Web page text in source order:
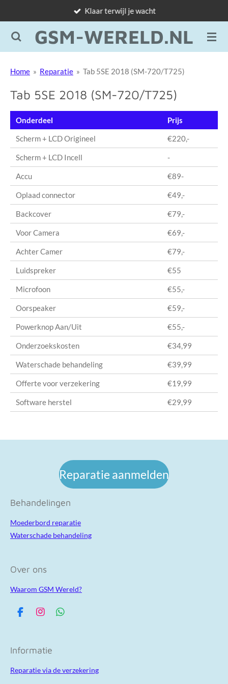
naar
de
GSM-WERELD.NL
Klaar terwijl je wacht
Home » Reparatie » Tab 5SE 2018 (SM-720/T725)
Tab 5SE 2018 (SM-720/T725)
Onderdeel
Prijs
Scherm + LCD Origineel
€220,-
Scherm + LCD Incell -
Accu €89-
Oplaad connector €49,-
Backcover €79,-
Voor Camera €69,-
Achter Camer €79,-
Luidspreker €55
Microfoon €55,-
Oorspeaker €59,-
Powerknop Aan/Uit €55,-
Onderzoekskosten €34,99
Waterschade behandeling €39,99
Offerte voor verzekering €19,99
Software herstel €29,99
Reparatie aanmelden
Behandelingen
Moederbord reparatie
Waterschade behandeling
Over ons
Waarom GSM Wereld?
F
b
o
I
a
r
W
p
Informatie
Reparatie via de verzekering